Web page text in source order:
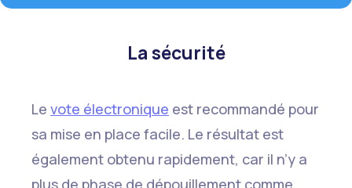
La sécurité
Le vote électronique est recommandé pour
sa mise en place facile. Le résultat est
également obtenu rapidement, car il n’y a
plus de phase de dépouillement comme